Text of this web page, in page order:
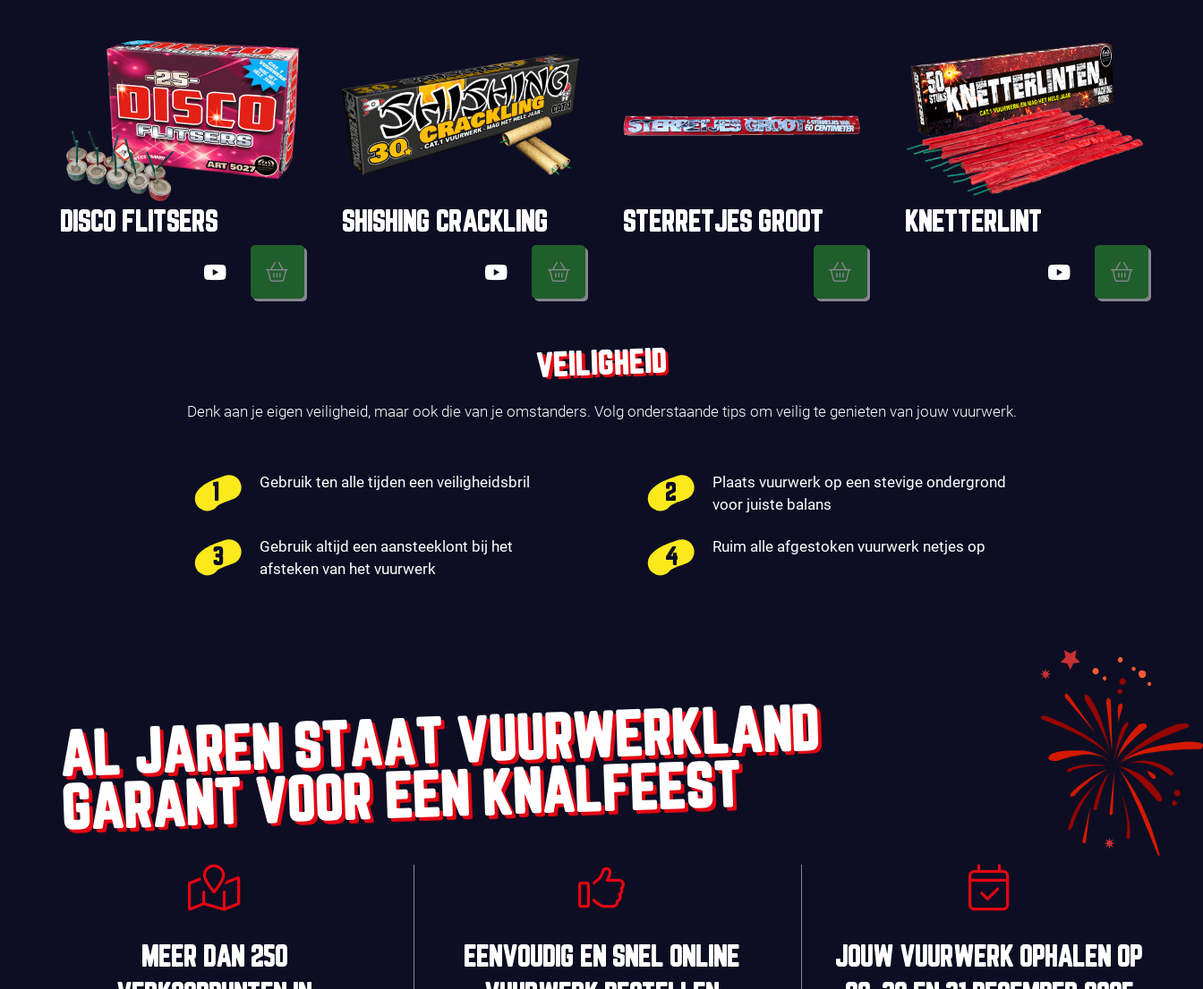
DISCO FLITSERS SHISHING CRACKLING STERRETJES GROOT KNETTERLINT
VEILIGHEID
Denk aan je eigen veiligheid, maar ook die van je omstanders. Volg onderstaande tips om veilig te genieten van jouw vuurwerk.
Gebruik ten alle tijden een veiligheidsbril
Plaats vuurwerk op een stevige ondergrond
voor juiste balans
Gebruik altijd een aansteeklont bij het
afsteken van het vuurwerk
Ruim alle afgestoken vuurwerk netjes op
AL JAREN STAAT VUURWERKLAND
GARANT VOOR EEN KNALFEEST
MEER DAN 250
EENVOUDIG EN SNELONLINE
JOUW VUURWERK OPHALEN OP